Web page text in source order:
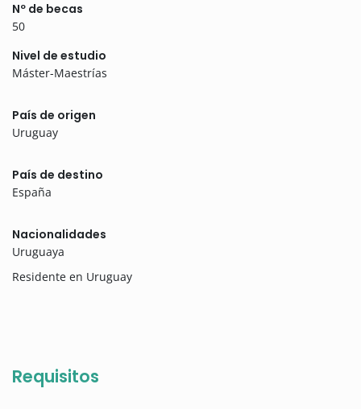
Nº de becas
50
Nivel de estudio
Máster-Maestrías
País de origen
Uruguay
País de destino
España
Nacionalidades
Uruguaya
Residente en Uruguay
Requisitos